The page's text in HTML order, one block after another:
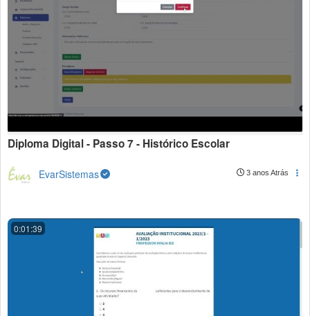
Diploma Digital - Passo 7 - Histórico Escolar
EvarSistemas 3 anos Atrás
0:01:39